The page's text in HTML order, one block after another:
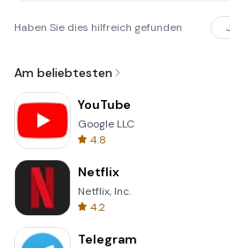
Haben Sie dies hilfreich gefunden
Am beliebtesten
YouTube
Google LLC
4.8
Netflix
Netflix, Inc.
4.2
Telegram